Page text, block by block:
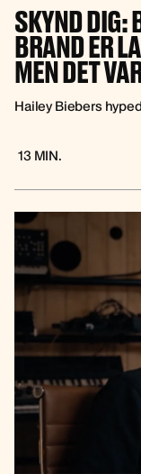
SKYND DIG:
BRAND ER
MEN DET
Hailey Biebers
13 MIN.